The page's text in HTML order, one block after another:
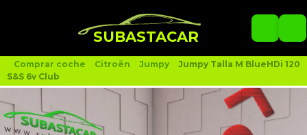
SUBASTACAR
Comprar coche Citroën Jumpy
Jumpy Talla M BlueHDi 120
S&S 6v Club